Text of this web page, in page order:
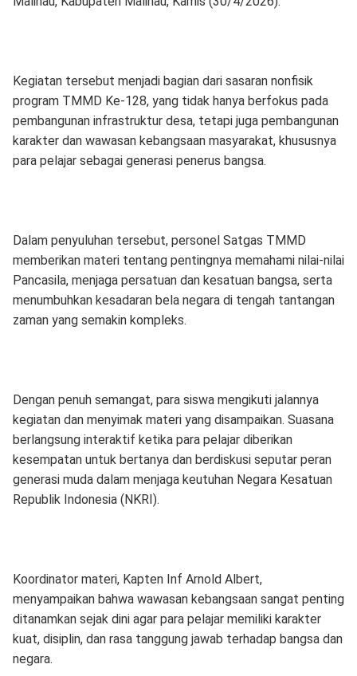
Kegiatan tersebut menjadi bagian dari sasaran nonfisik
program TMMD Ke-128, yang tidak hanya berfokus pada
pembangunan infrastruktur desa, tetapi juga pembangunan
karakter dan wawasan kebangsaan masyarakat, khususnya
para pelajar sebagai generasi penerus bangsa.
Dalam penyuluhan tersebut, personel Satgas TMMD
memberikan materi tentang pentingnya memahami nilai-nilai
Pancasila, menjaga persatuan dan kesatuan bangsa, serta
menumbuhkan kesadaran bela negara di tengah tantangan
zaman yang semakin kompleks.
Dengan penuh semangat, para siswa mengikuti jalannya
kegiatan dan menyimak materi yang disampaikan. Suasana
berlangsung interaktif ketika para pelajar diberikan
kesempatan untuk bertanya dan berdiskusi seputar peran
generasi muda dalam menjaga keutuhan Negara Kesatuan
Republik Indonesia (NKRI).
Koordinator materi, Kapten Inf Arnold Albert,
menyampaikan bahwa wawasan kebangsaan sangat penting
ditanamkan sejak dini agar para pelajar memiliki karakter
kuat, disiplin, dan rasa tanggung jawab terhadap bangsa dan
negara.